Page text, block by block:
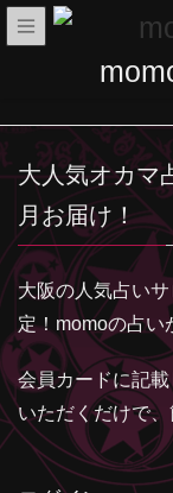
大人気オカマ
月お届け！
大阪の人気占いサ
定！momoの占い
会員カードに記
いただくだけで、